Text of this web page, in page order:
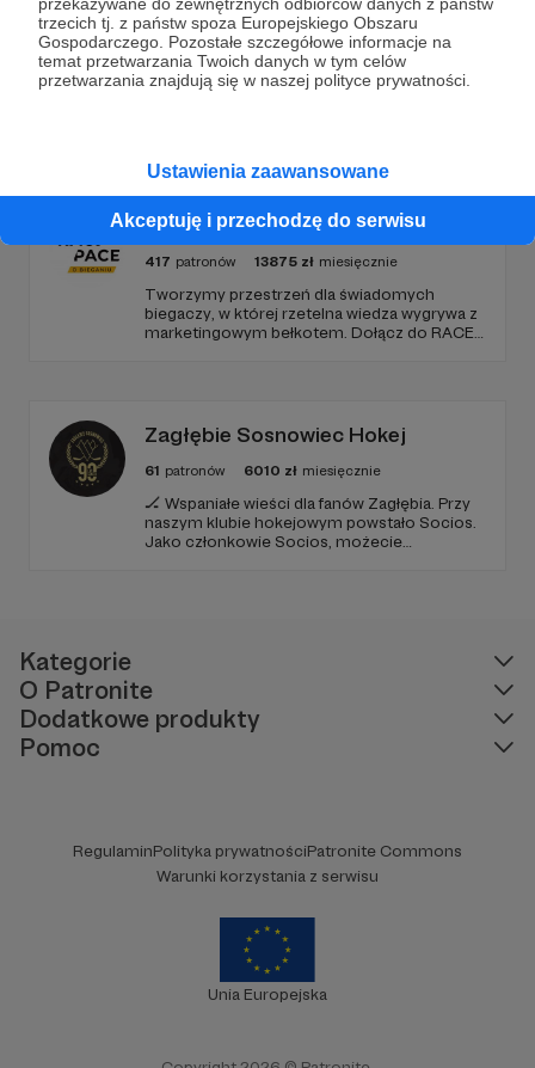
trzecich tj. z państw spoza Europejskiego Obszaru
Gospodarczego. Pozostałe szczegółowe informacje na
temat przetwarzania Twoich danych w tym celów
przetwarzania znajdują się w naszej polityce prywatności.
Ustawienia zaawansowane
Akceptuję i przechodzę do serwisu
RACE PACE - podcasty o bieganiu
417 patronów 13875 zł miesięcznie
Tworzymy przestrzeń dla świadomych
biegaczy, w której rzetelna wiedza wygrywa z
marketingowym bełkotem. Dołącz do RACE
Zagłębie Sosnowiec Hokej
61 patronów 6010 zł miesięcznie
🏒 Wspaniałe wieści dla fanów Zagłębia. Przy
naszym klubie hokejowym powstało Socios.
Jako członkowie Socios, możecie
Kategorie
O Patronite
Dodatkowe produkty
Pomoc
RegulaminPolityka prywatnościPatronite Commons
Warunki korzystania z serwisu
Unia Europejska